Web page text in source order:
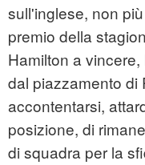
sull'inglese, non
premio della
Hamilton a
dal piazzamento di
accontentarsi,
posizione, di
di squadra per la